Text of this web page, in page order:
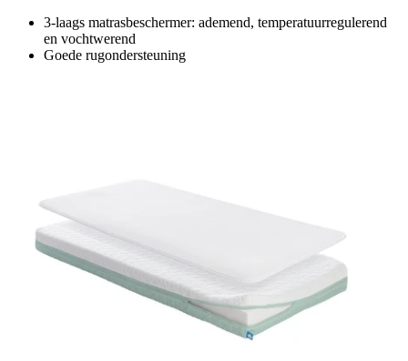
3-laags matrasbeschermer: ademend, temperatuurregulerend
en vochtwerend
Goede rugondersteuning